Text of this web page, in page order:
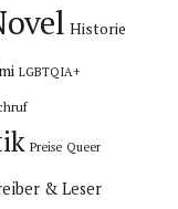
Historie
LGBTQIA+
Preise Queer
& Leser